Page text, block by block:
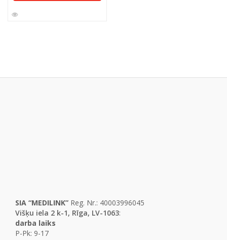
SIA “MEDILINK” Reg. Nr.: 40003996045
Višķu iela 2 k-1, Rīga, LV-1063:
darba laiks
P-Pk: 9-17